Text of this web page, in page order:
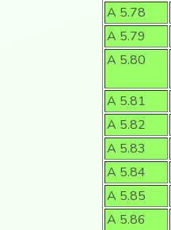
A 5.78
A 5.79
A 5.80
A 5.81
A 5.82
A 5.83
A 5.84
A 5.85
A 5.86